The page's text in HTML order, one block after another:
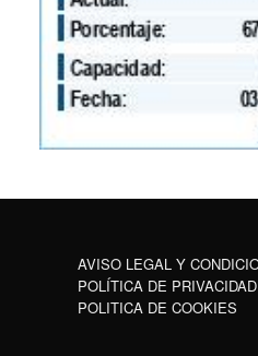
AVISO LEGAL Y
POLÍTICA DE PRIVACIDAD
POLITICA DE COOKIES